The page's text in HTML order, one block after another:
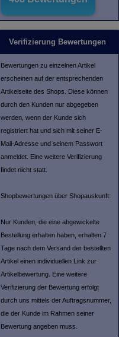
Verifizierung Bewertungen
Bewertungen zu einzelnen Artikel
erscheinen auf der entsprechenden
Artikelseite des Shops. Diese können
durch den Kunden nur abgegeben
werden, wenn der Kunde sich
registriert hat und sich mit seiner E-
Mail-Adresse und seinem Passwort
anmeldet. Eine weitere Verifizierung
findet nicht statt.
Shopbewertungen über Shopauskunft:
Nur Kunden, die eine abgewickelte
Bestellung erhalten haben, erhalten 7
Tage nach dem Versand der bestellten
Artikel einen individuellen Link zur
Artikelbewertung. Eine weitere
Verifizierung der Bewertung erfolgt
durch uns mittels der Auftragsnummer,
die der Kunde im Rahmen seiner
Bewertung angeben muss.